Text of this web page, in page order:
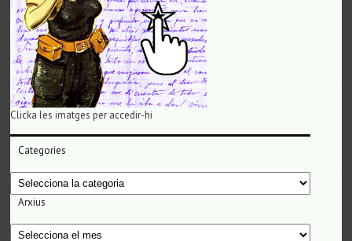
Clicka les imatges per accedir-hi
Categories
Categories
Arxius
Arxius